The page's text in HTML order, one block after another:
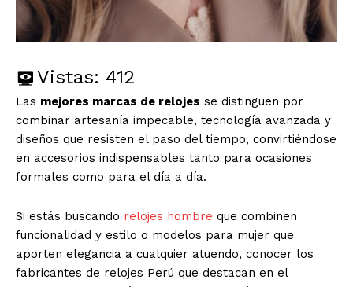
Vistas: 412
Las mejores marcas de relojes se distinguen por
combinar artesanía impecable, tecnología avanzada y
diseños que resisten el paso del tiempo, convirtiéndose
en accesorios indispensables tanto para ocasiones
formales como para el día a día.
Si estás buscando relojes hombre que combinen
funcionalidad y estilo o modelos para mujer que
aporten elegancia a cualquier atuendo, conocer los
fabricantes de relojes Perú que destacan en el